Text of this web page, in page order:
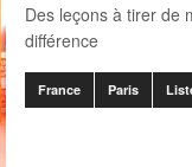
Des leçons à tirer de
différence
France Paris